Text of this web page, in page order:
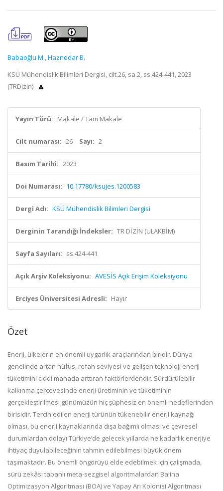
Babaoğlu M.,Haznedar B.
KSÜ Mühendislik Bilimleri Dergisi, cilt.26, sa.2, ss.424-441, 2023
(TRDizin)
Yayın Türü: Makale / Tam Makale
Cilt numarası: 26 Sayı: 2
Basım Tarihi: 2023
Doi Numarası: 10.17780/ksujes.1200583
Dergi Adı: KSÜ Mühendislik Bilimleri Dergisi
Derginin Tarandığı İndeksler: TR DİZİN (ULAKBİM)
Sayfa Sayıları: ss.424-441
Açık Arşiv Koleksiyonu: AVESİS Açık Erişim Koleksiyonu
Erciyes Üniversitesi Adresli: Hayır
Özet
Enerji, ülkelerin en önemli uygarlık araçlarından biridir. Dünya
genelinde artan nüfus, refah seviyesi ve gelişen teknoloji enerji
tüketimini ciddi manada arttıran faktörlerdendir. Sürdürülebilir
kalkınma çerçevesinde enerji üretiminin ve tüketiminin
gerçekleştirilmesi günümüzün hiç şüphesiz en önemli hedeflerinden
birisidir. Tercih edilen enerji türünün tükenebilir enerji kaynağı
olması, bu enerji kaynaklarında dışa bağımlı olması ve çevresel
durumlardan dolayı Türkiye’de gelecek yıllarda ne kadarlık enerjiye
ihtiyaç duyulabileceğinin tahmin edilebilmesi büyük önem
taşımaktadır. Bu önemli öngörüyü elde edebilmek için çalışmada,
sürü zekâsı tabanlı meta-sezgisel algoritmalardan Balina
Optimizasyon Algoritması (BOA) ve Yapay Arı Kolonisi Algoritması